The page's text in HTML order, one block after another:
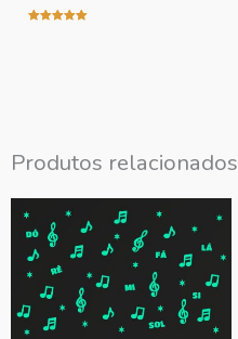
Produtos relacionados